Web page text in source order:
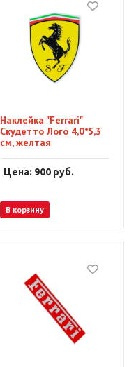
Наклейка "Ferrari"
Скудетто Лого 4,0*5,3
см, желтая
Цена: 900 руб.
В корзину